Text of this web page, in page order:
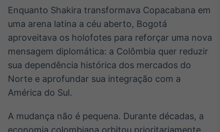
Broadcast
Ticker
headlines de
notícias
Broadcast
para conteúdos e
Enquanto Shakira transformava Copacabana em
uma arena latina a céu aberto, Bogotá
aproveitava os holofotes para reforçar uma nova
mensagem diplomática: a Colômbia quer reduzir
sua dependência histórica dos mercados do
Norte e aprofundar sua integração com a
América do Sul.
A mudança não é pequena. Durante décadas, a
economia colombiana orbitou prioritariamente